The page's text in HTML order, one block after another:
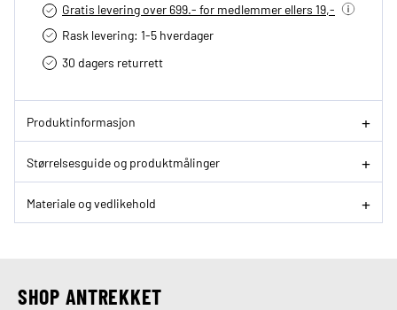
Gratis levering over 699.- for medlemmer ellers 19,-
Rask levering: 1-5 hverdager
30 dagers returrett
Produktinformasjon
Størrelsesguide og produktmålinger
Materiale og vedlikehold
SHOP ANTREKKET